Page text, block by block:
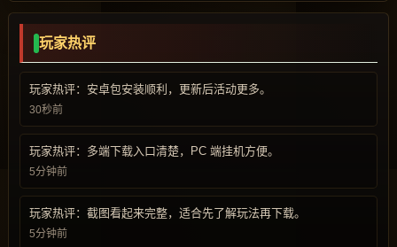
玩家热评
玩家热评：安卓包安装顺利，更新后活动更多。
30秒前
玩家热评：多端下载入口清楚，PC 端挂机方便。
5分钟前
玩家热评：截图看起来完整，适合先了解玩法再下载。
5分钟前